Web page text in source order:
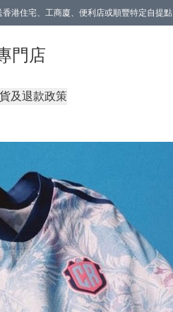
港住宅、工商廈、便利店或順豐特定自提點
門店
及退款政策